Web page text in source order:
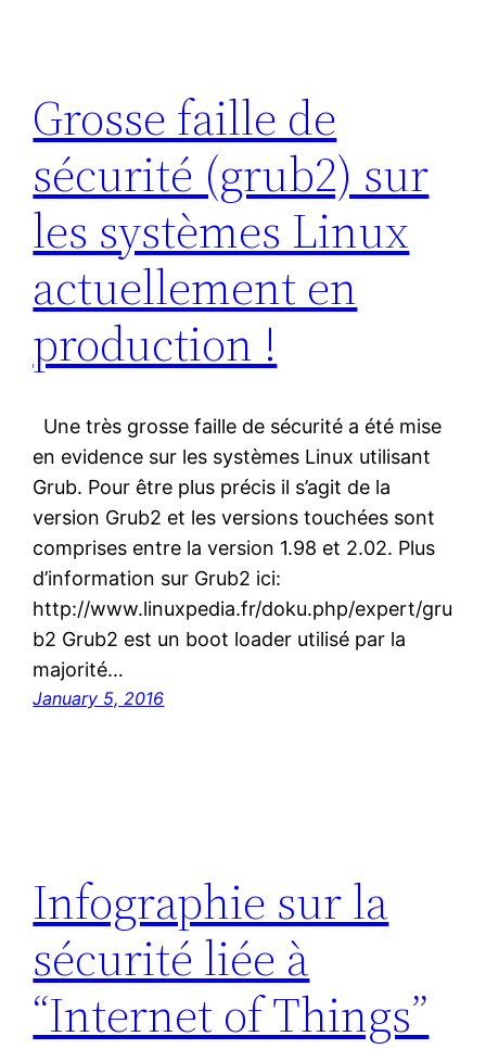
Grosse faille de
sécurité (grub2) sur
les systèmes Linux
actuellement en
production !
Une très grosse faille de sécurité a été mise
en evidence sur les systèmes Linux utilisant
Grub. Pour être plus précis il s’agit de la
version Grub2 et les versions touchées sont
comprises entre la version 1.98 et 2.02. Plus
d’information sur Grub2 ici:
http://www.linuxpedia.fr/doku.php/expert/gru
b2 Grub2 est un boot loader utilisé par la
majorité…
January 5, 2016
Infographie sur la
sécurité liée à
“Internet of Things”